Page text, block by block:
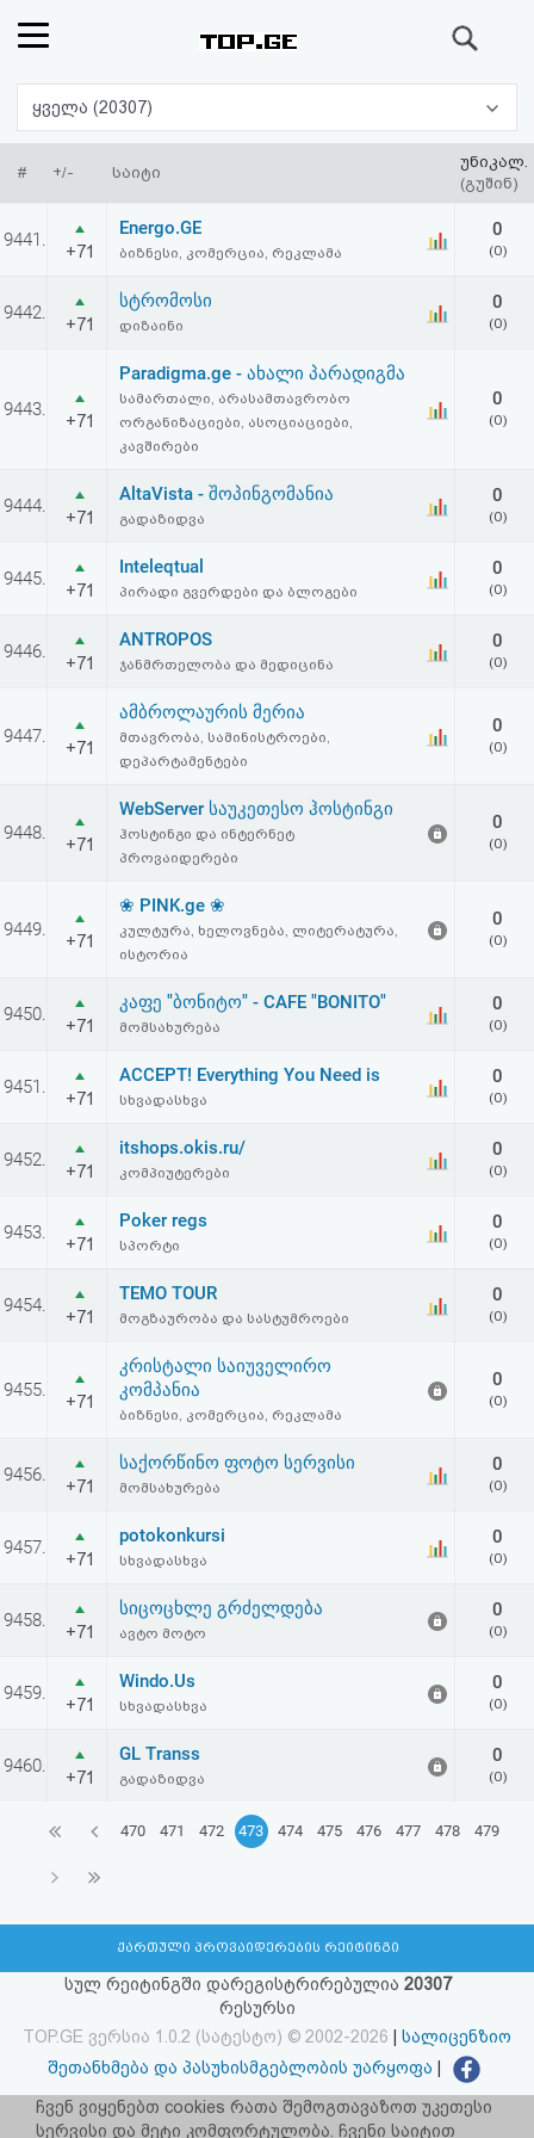
რეიტინგი
(მთავარი)
ფოსტა
პასუხი
ავტორიზაცია
რეგისტრაცია
პაროლის
კოდი
სალიცენზიო
შეთანხმება
პასუხისმგებლობის
უარყოფა
ყველა (20307)
# +/- საიტი
უნიკალ.
(გუშინ)
9441.
+71
Energo.GE
ბიზნესი, კომერცია, რეკლამა
0
(0)
9442.
+71
სტრომოსი
დიზაინი
0
(0)
9443.
+71
Paradigma.ge - ახალი პარადიგმა
სამართალი, არასამთავრობო
ორგანიზაციები, ასოციაციები,
კავშირები
0
(0)
9444.
+71
AltaVista - შოპინგომანია
გადაზიდვა
0
(0)
9445.
+71
Inteleqtual
პირადი გვერდები და ბლოგები
0
(0)
9446.
+71
ANTROPOS
ჯანმრთელობა და მედიცინა
0
(0)
9447.
+71
ამბროლაურის მერია
მთავრობა, სამინისტროები,
დეპარტამენტები
0
(0)
9448.
+71
WebServer საუკეთესო ჰოსტინგი
ჰოსტინგი და ინტერნეტ
პროვაიდერები
0
(0)
9449.
+71
❀ PINK.ge ❀
კულტურა, ხელოვნება, ლიტერატურა,
ისტორია
0
(0)
9450.
+71
კაფე "ბონიტო" - CAFE "BONITO"
მომსახურება
0
(0)
9451.
+71
ACCEPT! Everything You Need is
სხვადასხვა
0
(0)
9452.
+71
itshops.okis.ru/
კომპიუტერები
0
(0)
9453.
+71
Poker regs
სპორტი
0
(0)
9454.
+71
TEMO TOUR
მოგზაურობა და სასტუმროები
0
(0)
9455.
+71
კრისტალი საიუველირო
კომპანია
ბიზნესი, კომერცია, რეკლამა
0
(0)
9456.
+71
საქორწინო ფოტო სერვისი
მომსახურება
0
(0)
9457.
+71
potokonkursi
სხვადასხვა
0
(0)
9458.
+71
სიცოცხლე გრძელდება
ავტო მოტო
0
(0)
9459.
+71
Windo.Us
სხვადასხვა
0
(0)
9460.
+71
GL Transs
გადაზიდვა
0
(0)
470 471 472 473 474 475 476 477 478 479
ქართული პროვაიდერების რეიტინგი
სულ რეიტინგში დარეგისტრირებულია 20307
რესურსი
TOP.GE ვერსია 1.0.2 (სატესტო) © 2002-2026
სალიცენზიო
შეთანხმება და პასუხისმგებლობის უარყოფა
facebook.com/TOP.GE
იხილეთ TOP.GE - ის ძველი ვერსია ბმულზე
ჩვენ ვიყენებთ cookies რათა შემოგთავაზოთ უკეთესი
სერვისი და მეტი კომფორტულობა. ჩვენი საიტით